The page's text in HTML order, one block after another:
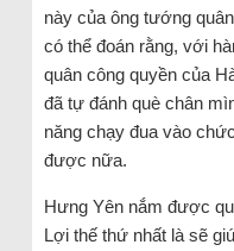
này của ông tướng
có thể đoán rằng, với
quân công quyền của
đã tự đánh què chân
năng chạy đua vào
được nữa.
Hưng Yên nắm được
Lợi thế thứ nhất là sẽ